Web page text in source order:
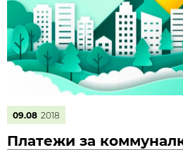
09.08 2018
Платежи за